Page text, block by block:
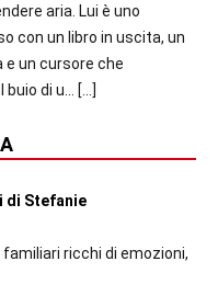
aria. Lui è uno
con un libro in uscita, un
un cursore che
di u...
[…]
di Stefanie
ricchi di emozioni,